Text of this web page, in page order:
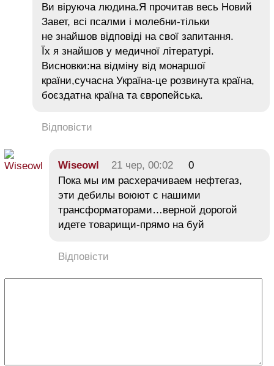
Ви віруюча людина.Я прочитав весь Новий
Завет, всі псалми і молебни-тільки
не знайшов відповіді на свої запитання.
Їх я знайшов у медичної літературі.
Висновки:на відміну від монаршої
країни,сучасна Україна-це розвинута країна,
боєздатна країна та європейська.
Відповісти
Wiseowl 21 чер, 00:02
0
Пока мы им расхерачиваем нефтегаз,
эти дебилы воюют с нашими
трансформаторами…верной дорогой
идете товарищи-прямо на буй
Відповісти